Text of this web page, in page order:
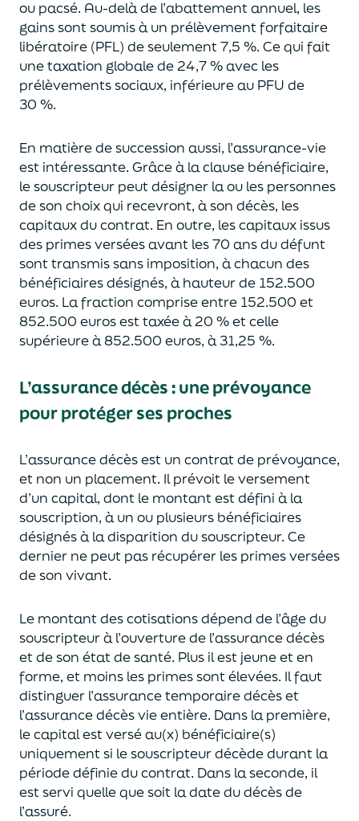
ou pacsé. Au-delàde l’abattement annuel, les
gains sont soumis à un prélèvement forfaitaire
libératoire (PFL) de seulement 7,5 %. Ce qui fait
une taxation globale de24,7 % avec les
prélèvements sociaux, inférieure au PFU de
30 %.
En matière de succession aussi, l’assurance-vie
est intéressante. Grâce à la clause bénéficiaire,
le souscripteur peut désigner la ou les personnes
de son choix qui recevront, à son décès, les
capitaux du contrat. En outre, les capitaux issus
des primes versées avant les 70 ans du défunt
sont transmis sans imposition, à chacun des
bénéficiaires désignés, à hauteur de 152.500
euros. La fraction comprise entre 152.500 et
852.500 eurosest taxée à 20 % et celle
supérieure à 852.500 euros, à 31,25 %.
L’assurance décès :une prévoyance
pour protéger ses proches
L’assurance décès est un contrat de prévoyance,
et non un placement. Il prévoit le versement
d’un capital, dont le montant est défini à la
souscription, à un ou plusieurs bénéficiaires
désignés à la disparition du souscripteur. Ce
dernier ne peut pas récupérer les primes versées
de son vivant.
Le montant des cotisations dépend de l’âgedu
souscripteur à l’ouverture de l’assurance décès
et de son état de santé. Plus il est jeuneet en
forme, et moins les primes sont élevées. Il faut
distinguer l’assurance temporaire décès et
l’assurancedécèsvie entière. Dans la première,
le capital estversé au(x) bénéficiaire(s)
uniquementsi le souscripteur décède durant la
période définie du contrat. Dans la seconde, il
est servi quelle que soit la date du décès de
l’assuré.